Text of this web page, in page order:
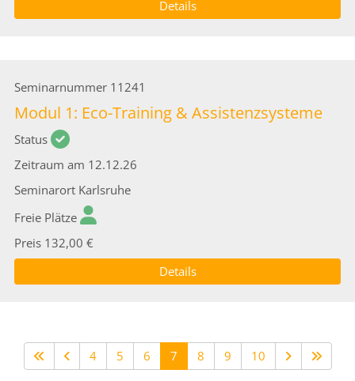
Details
Seminarnummer 11241
Modul 1: Eco-Training & Assistenzsysteme
Status
Zeitraum am 12.12.26
Seminarort Karlsruhe
Freie Plätze
Preis 132,00 €
Details
4 5 6 7 8 9 10